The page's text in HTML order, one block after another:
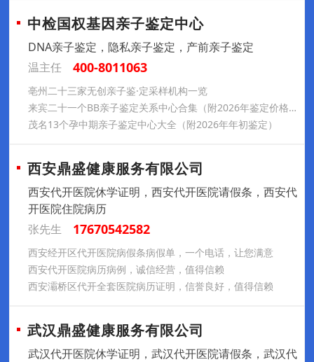
中检国权基因亲子鉴定中心
DNA亲子鉴定，隐私亲子鉴定，产前亲子鉴定
温主任
400-8011063
亳州二十三家无创亲子鉴·定采样机构一览
来宾二十一个BB亲子鉴定关系中心合集（附2026年鉴定价格）
茂名13个孕中期亲子鉴定中心大全（附2026年年初鉴定）
西安鼎盛健康服务有限公司
西安代开医院休学证明，西安代开医院请假条，西安代
开医院住院病历
张先生
17670542582
西安经开区代开医院病假条病假单，一个电话，让您满意
西安代开医院病历病例，诚信经营，值得信赖
西安灞桥区代开全套医院病历证明，信誉良好，值得信赖
武汉鼎盛健康服务有限公司
武汉代开医院休学证明，武汉代开医院请假条，武汉代